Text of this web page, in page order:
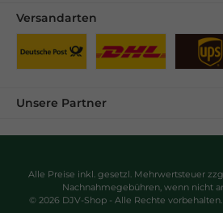
Versandarten
Unsere Partner
Alle Preise inkl. gesetzl. Mehrwertsteuer
Nachnahmegebühren, wenn nicht
© 2026 DJV-Shop - Alle Rechte